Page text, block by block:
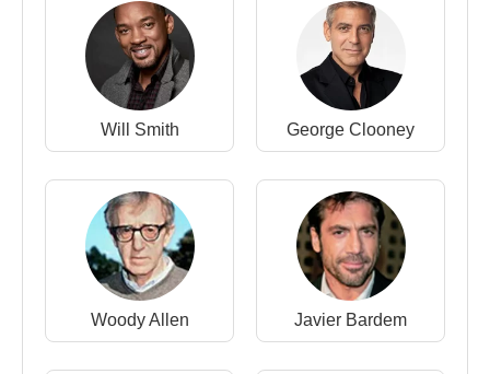
1996 - Bed of Roses (Danny) (Sinema Filmi)
1994 - The Road Killers (Tom) (Sinema Filmi)
1987 - Prison for Children (Sinema Filmi)
1986 - Thrashin (Corey Webster) (Sinema Filmi)
1985 - The Goonies (Brand Walsh) (Sinema Filmi)
Kaynak:Biyografiler.com
Will Smith George Clooney
Woody Allen Javier Bardem